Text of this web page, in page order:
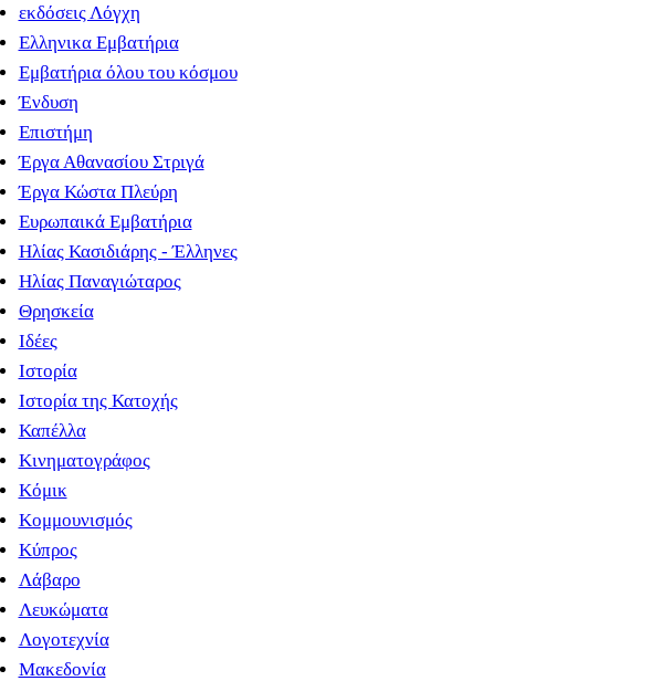
εκδόσεις Λόγχη
Ελληνικα Εμβατήρια
Εμβατήρια όλου του κόσμου
Ένδυση
Επιστήμη
Έργα Αθανασίου Στριγά
Έργα Κώστα Πλεύρη
Ευρωπαικά Εμβατήρια
Ηλίας Κασιδιάρης - Έλληνες
Ηλίας Παναγιώταρος
Θρησκεία
Ιδέες
Ιστορία
Ιστορία της Κατοχής
Καπέλλα
Κινηματογράφος
Κόμικ
Κομμουνισμός
Κύπρος
Λάβαρο
Λευκώματα
Λογοτεχνία
Μακεδονία